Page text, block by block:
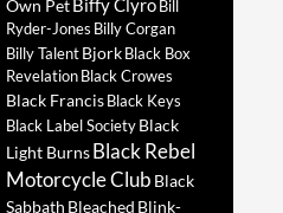
Own PetBiffy ClyroBill
Ryder-Jones Billy Corgan
Billy TalentBjorkBlack Box
RevelationBlack Crowes
Black FrancisBlack Keys
Black Label SocietyBlack
Light Burns Black Rebel
Motorcycle Club Black
Sabbath Bleached Blink-